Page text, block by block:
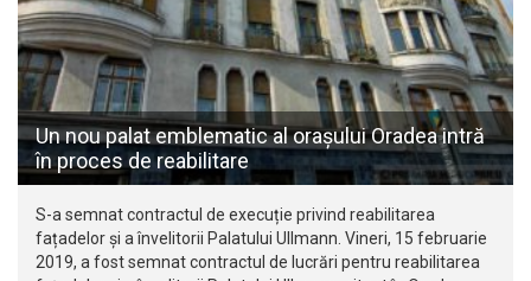
Un nou palat emblematic al orașului Oradea intră
în proces de reabilitare
S-a semnat contractul de execuție privind reabilitarea
fațadelor și a învelitorii Palatului Ullmann. Vineri, 15 februarie
2019, a fost semnat contractul de lucrări pentru reabilitarea